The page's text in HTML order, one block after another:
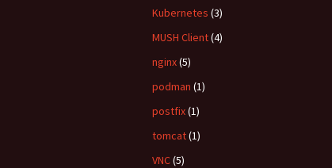
Kubernetes (3)
MUSH Client(4)
nginx(5)
podman (1)
postfix(1)
tomcat(1)
VNC(5)